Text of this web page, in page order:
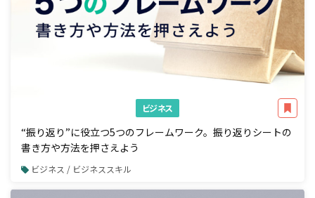
ビジネス
“振り返り”に役立つ5つのフレームワーク。振り返りシートの
書き方や方法を押さえよう
ビジネス / ビジネススキル